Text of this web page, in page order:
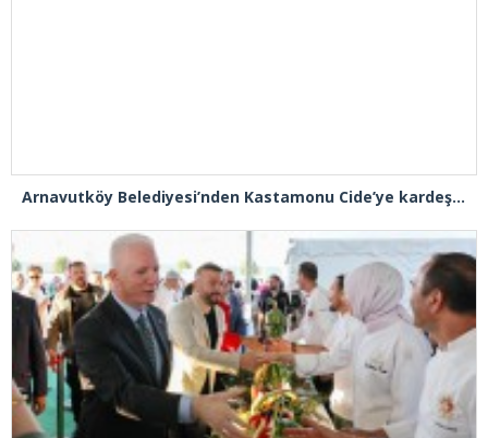
Arnavutköy Belediyesi’nden Kastamonu Cide’ye kardeşlik eli